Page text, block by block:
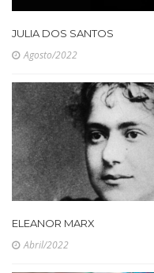
JULIA DOS SANTOS
Agosto/2022
ELEANOR MARX
Abril/2022